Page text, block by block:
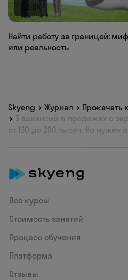
36.5K
Найти работу за границей: миф
или реальность
Skyeng Журнал
Прокачать
5 вакансий в продажах с
от 130 до 200 тысяч. Но нужен
Все курсы
Стоимость занятий
Процесс обучения
Платформа
Отзывы